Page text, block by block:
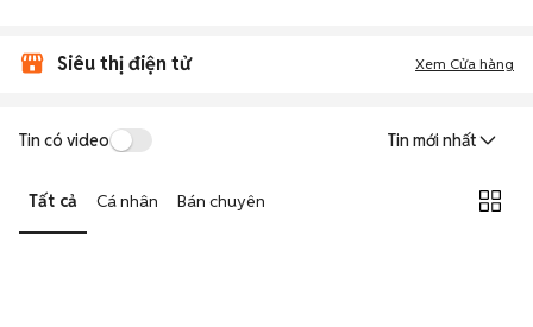
Siêu thị điện tử Xem Cửa hàng
Tin có video Tin mới nhất
Tất cả Cá nhân Bán chuyên